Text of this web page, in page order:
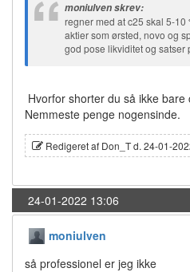
moniulven skrev:
regner med at c25 skal 5-
aktier som ørsted, novo og
god pose likviditet og satser
Hvorfor shorter du så ikke
Nemmeste penge nogensinde.
Redigeret af Don_T d. 24-01-
24-01-2022 13:06
moniulven
så professionel er jeg ikke